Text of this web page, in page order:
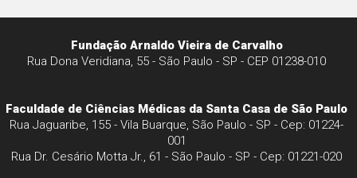
Fundação Arnaldo Vieira de Carvalho
Rua Dona Veridiana, 55 - São Paulo - SP - CEP 01238-010
Faculdade de Ciências Médicas da Santa Casa de São Paulo
Rua Jaguaribe, 155 - Vila Buarque, São Paulo - SP - Cep: 01224-
001
Rua Dr. Cesário Motta Jr., 61 - São Paulo - SP - Cep: 01221-020